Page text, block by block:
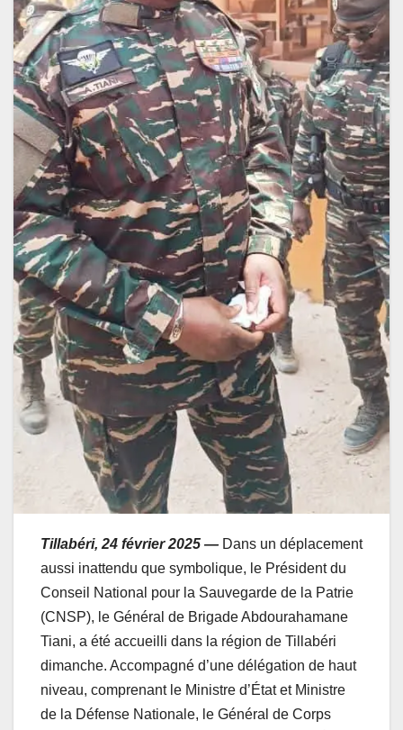
Tillabéri, 24 février 2025 — Dans un déplacement
aussi inattendu que symbolique, le Président du
Conseil National pour la Sauvegarde de la Patrie
(CNSP), le Général de Brigade Abdourahamane
Tiani, a été accueilli dans la région de Tillabéri
dimanche. Accompagné d’une délégation de haut
niveau, comprenant le Ministre d’État et Ministre
de la Défense Nationale, le Général de Corps